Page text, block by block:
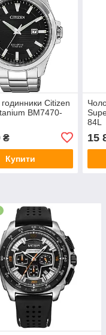
годинники Citizen
BM7470-
₴
Купити
84L
15